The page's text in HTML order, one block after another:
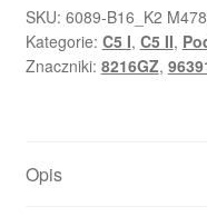
Citroën
C5
I
8216GZ
SKU: 6089-B16_K2
Kategorie: C5 I, C5 II,
Znaczniki: 8216GZ,
Opis